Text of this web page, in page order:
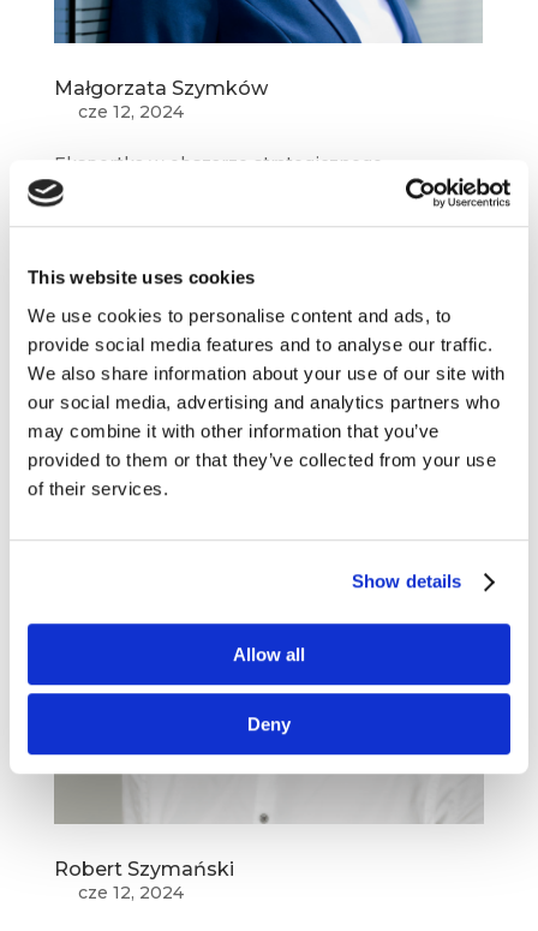
This website uses cookies
We use cookies to personalise content and ads, to
provide social media features and to analyse our traffic.
We also share information about your use of our site with
our social media, advertising and analytics partners who
may combine it with other information that you’ve
provided to them or that they’ve collected from your use
of their services.
Show details
Allow all
Deny
Małgorzata Szymków
cze 12, 2024
Ekspertka w obszarze strategicznego
zarządzania marketingiem i komunikacji
marketingowe dla firm z różnych branż: stolarki
przemysłowej....
Robert Szymański
cze 12, 2024